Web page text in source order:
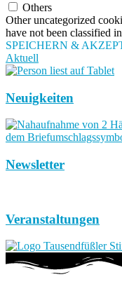
Others
Other uncategorized
have not been classified
SPEICHERN &
Aktuell
Neuigkeiten
Newsletter
Veranstaltungen